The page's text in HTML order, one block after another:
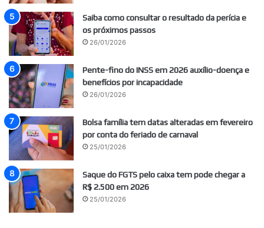
Saiba como consultar o resultado da perícia e
os próximos passos
26/01/2026
Pente-fino do INSS em 2026 auxílio-doença e
benefícios por incapacidade
26/01/2026
Bolsa família tem datas alteradas em fevereiro
por conta do feriado de carnaval
25/01/2026
Saque do FGTS pelo caixa tem pode chegar a
R$ 2.500 em 2026
25/01/2026